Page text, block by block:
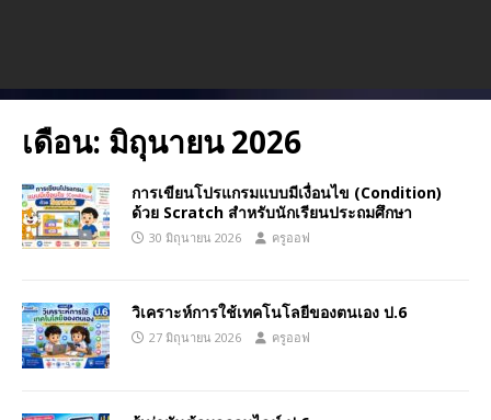
เดือน: มิถุนายน 2026
การเขียนโปรแกรมแบบมีเงื่อนไข (Condition)
ด้วย Scratch สำหรับนักเรียนประถมศึกษา
30 มิถุนายน 2026 ครูออฟ
วิเคราะห์การใช้เทคโนโลยีของตนเอง ป.6
27 มิถุนายน 2026 ครูออฟ